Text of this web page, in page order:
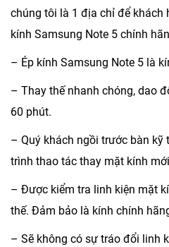
chúng tôi là 1 địa chỉ để
kính Samsung Note 5 chính
– Ép kính Samsung Note 5 là
– Thay thế nhanh chóng, dao
60 phút.
– Quý khách ngồi trước bàn kỹ
trình thao tác thay mặt kính
– Được kiểm tra linh kiện mặt
thế. Đảm bảo là kính chính
– Sẽ không có sự tráo đổi linh